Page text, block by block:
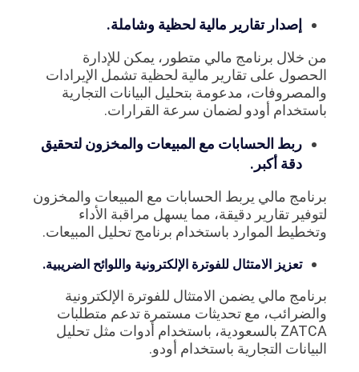
إصدار تقارير مالية لحظية وشاملة.
من خلال برنامج مالي متطور، يمكن للإدارة
الحصول على تقارير مالية لحظية تشمل الإيرادات
والمصروفات، مدعومة بتحليل البيانات التجارية
باستخدام أودو لضمان سرعة القرارات.
ربط الحسابات مع المبيعات والمخزون لتحقيق
دقة أكبر.
برنامج مالي يربط الحسابات مع المبيعات والمخزون
لتوفير تقارير دقيقة، مما يسهل مراقبة الأداء
وتخطيط الموارد باستخدام برنامج تحليل المبيعات.
تعزيز الامتثال للفوترة الإلكترونية واللوائح الضريبية.
برنامج مالي يضمن الامتثال للفوترة الإلكترونية
والضرائب، مع تحديثات مستمرة تدعم متطلبات
ZATCA بالسعودية، باستخدام أدوات مثل تحليل
البيانات التجارية باستخدام أودو.